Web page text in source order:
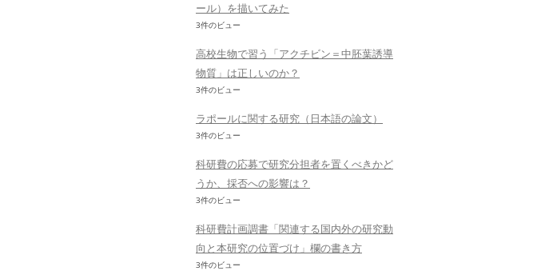
ール）を描いてみた
3件のビュー
高校生物で習う「アクチビン＝中胚葉誘導
物質」は正しいのか？
3件のビュー
ラポールに関する研究（日本語の論文）
3件のビュー
科研費の応募で研究分担者を置くべきかど
うか、採否への影響は？
3件のビュー
科研費計画調書「関連する国内外の研究動
向と本研究の位置づけ」欄の書き方
3件のビュー